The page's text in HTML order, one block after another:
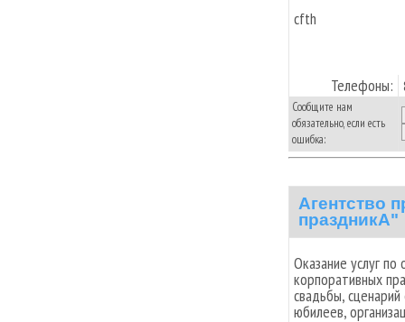
cfth
Телефоны:
Сообщите нам
обязательно, если есть
ошибка:
Агентство
праздникА"
Оказание услуг по
корпоративных
свадьбы,
юбилеев,